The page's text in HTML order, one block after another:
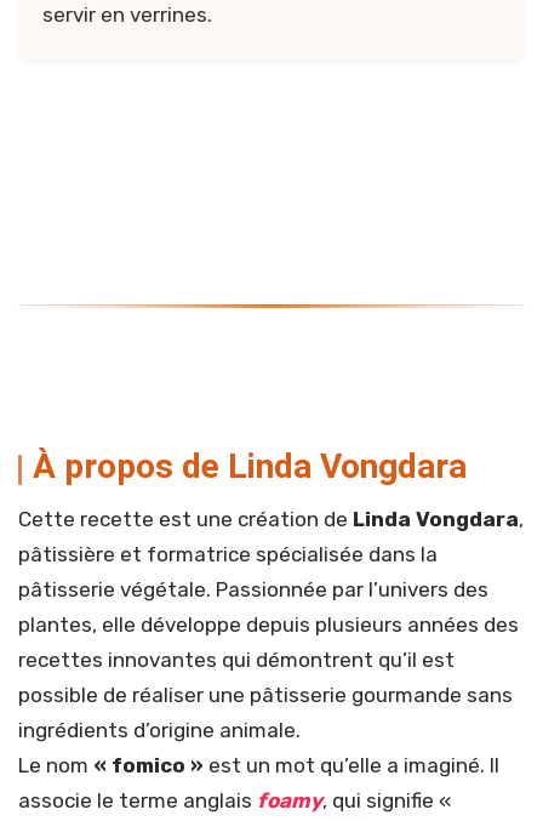
servir en verrines.
À propos de Linda Vongdara
Cette recette est une création de Linda Vongdara,
pâtissière et formatrice spécialisée dans la
pâtisserie végétale. Passionnée par l’univers des
plantes, elle développe depuis plusieurs années des
recettes innovantes qui démontrent qu’il est
possible de réaliser une pâtisserie gourmande sans
ingrédients d’origine animale.
Le nom « fomico » est un mot qu’elle a imaginé. Il
associe le terme anglais foamy, qui signifie «